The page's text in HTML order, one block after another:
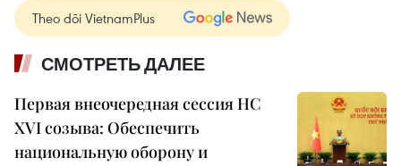
Theo dõi VietnamPlus
СМОТРЕТЬ ДАЛЕЕ
Первая внеочередная сессия НС
XVI созыва: Обеспечить
национальную оборону и